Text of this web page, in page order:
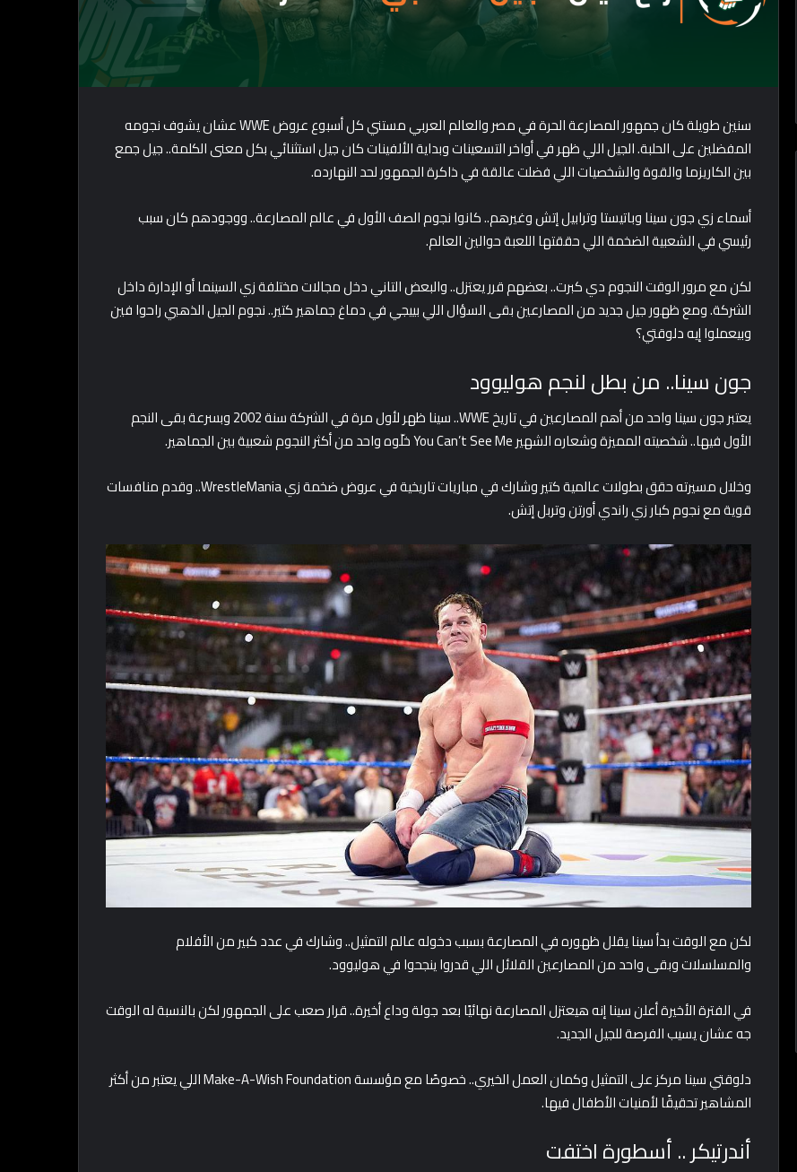
سنين طويلة كان جمهور المصارعة الحرة في مصر والعالم العربي مستني كل أسبوع عروض WWE عشان يشوف نجومه
المفضلين على الحلبة. الجيل اللي ظهر في أواخر التسعينات وبداية الألفينات كان جيل استثنائي بكل معنى الكلمة.. جيل جمع
بين الكاريزما والقوة والشخصيات اللي فضلت عالقة في ذاكرة الجمهور لحد النهارده.
أسماء زي جون سينا وباتيستا وترابيل إتش وغيرهم.. كانوا نجوم الصف الأول في عالم المصارعة.. ووجودهم كان سبب
رئيسي في الشعبية الضخمة اللي حققتها اللعبة حوالين العالم.
لكن مع مرور الوقت النجوم دي كبرت.. بعضهم قرر يعتزل.. والبعض التاني دخل مجالات مختلفة زي السينما أو الإدارة داخل
الشركة. ومع ظهور جيل جديد من المصارعين بقى السؤال اللي بييجي في دماغ جماهير كتير.. نجوم الجيل الذهبي راحوا فين
وبيعملوا إيه دلوقتي؟
جون سينا.. من بطل لنجم هوليوود
يعتبر جون سينا واحد من أهم المصارعين في تاريخ WWE.. سينا ظهر لأول مرة في الشركة سنة 2002 وبسرعة بقى النجم
الأول فيها.. شخصيته المميزة وشعاره الشهير You Can’t See Me خلّوه واحد من أكثر النجوم شعبية بين الجماهير.
وخلال مسيرته حقق بطولات عالمية كتير وشارك في مباريات تاريخية في عروض ضخمة زي WrestleMania.. وقدم منافسات
قوية مع نجوم كبار زي راندي أورتن وتربل إتش.
لكن مع الوقت بدأ سينا يقلل ظهوره في المصارعة بسبب دخوله عالم التمثيل.. وشارك في عدد كبير من الأفلام
والمسلسلات وبقى واحد من المصارعين القلائل اللي قدروا ينجحوا في هوليوود.
في الفترة الأخيرة أعلن سينا إنه هيعتزل المصارعة نهائيًا بعد جولة وداع أخيرة.. قرار صعب على الجمهور لكن بالنسبة له الوقت
جه عشان يسيب الفرصة للجيل الجديد.
دلوقتي سينا مركز على التمثيل وكمان العمل الخيري.. خصوصًا مع مؤسسة Make-A-Wish Foundation اللي يعتبر من أكثر
المشاهير تحقيقًا لأمنيات الأطفال فيها.
أندرتيكر .. أسطورة اختفت